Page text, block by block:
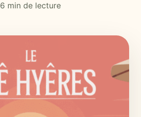
6 min de lecture